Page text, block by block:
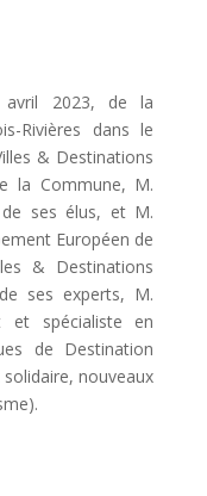
2023, de la
Rivières dans le
& Destinations
la Commune, M.
de ses élus, et M.
Européen de
& Destinations
ses experts, M.
et spécialiste en
de Destination
nouveaux